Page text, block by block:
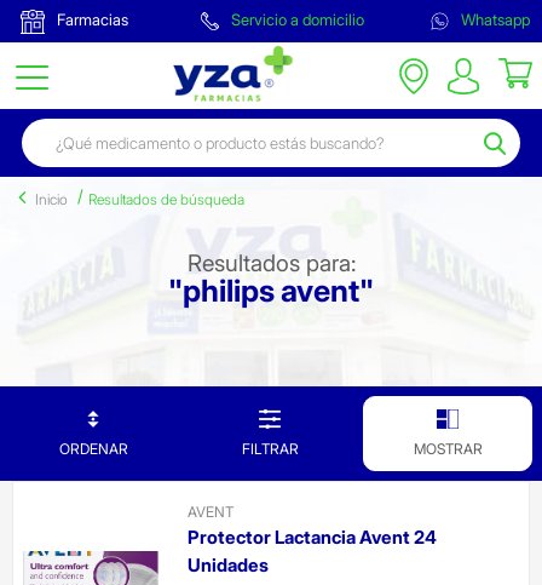
Farmacias Servicio a domicilio Whatsapp
Inicio Resultados de búsqueda
Resultados para:
"philips avent"
ORDENAR FILTRAR MOSTRAR
AVENT
Protector Lactancia Avent 24
Unidades